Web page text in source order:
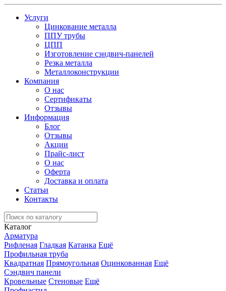
Услуги
Цинкование металла
ППУ трубы
ЦПП
Изготовление сэндвич-панелей
Резка металла
Металлоконструкции
Компания
О нас
Сертификаты
Отзывы
Информация
Блог
Отзывы
Акции
Прайс-лист
О нас
Оферта
Доставка и оплата
Статьи
Контакты
Каталог
Арматура
Рифленая Гладкая Катанка Ещё
Профильная труба
Квадратная Прямоугольная Оцинкованная Ещё
Сэндвич панели
Кровельные Стеновые Ещё